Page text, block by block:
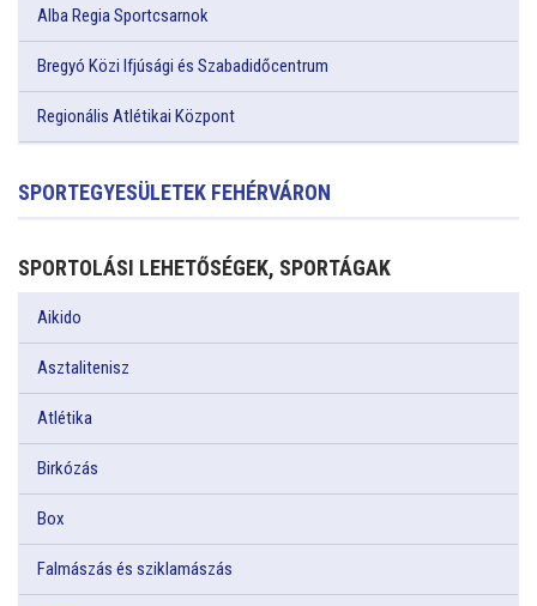
Alba Regia Sportcsarnok
Bregyó Közi Ifjúsági és Szabadidőcentrum
Regionális Atlétikai Központ
SPORTEGYESÜLETEK FEHÉRVÁRON
SPORTOLÁSI LEHETŐSÉGEK, SPORTÁGAK
Aikido
Asztalitenisz
Atlétika
Birkózás
Box
Falmászás és sziklamászás